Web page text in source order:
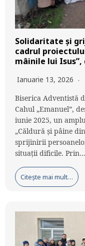
Solidaritate și
cadrul
mâinile lui
Ianuarie 13, 2026
Biserica Adventistă
Cahul „Emanuel”,
iunie 2025, un
„Căldură și pâine
sprijinirii
situații dificile. Prin…
Citește mai mult…